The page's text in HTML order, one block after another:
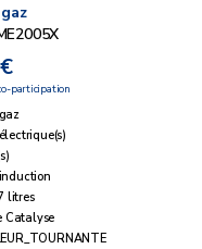
participation
litres
Catalyse